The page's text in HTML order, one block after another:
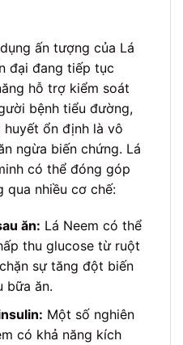
ấn tượng của Lá
đại đang tiếp tục
hỗ trợ kiểm soát
bệnh tiểu đường,
ổn định là vô
ngừa biến chứng. Lá
có thể đóng góp
qua nhiều cơ chế:
ăn: Lá Neem có thể
thu glucose từ ruột
sự tăng đột biến
bữa ăn.
Một số nghiên
có khả năng kích